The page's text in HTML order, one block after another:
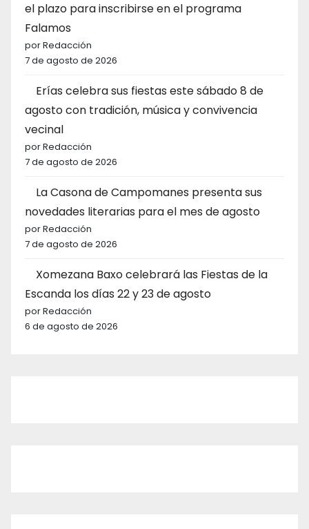
el plazo para inscribirse en el programa
Falamos
por Redacción
7 de agosto de 2026
Erías celebra sus fiestas este sábado 8 de
agosto con tradición, música y convivencia
vecinal
por Redacción
7 de agosto de 2026
La Casona de Campomanes presenta sus
novedades literarias para el mes de agosto
por Redacción
7 de agosto de 2026
Xomezana Baxo celebrará las Fiestas de la
Escanda los días 22 y 23 de agosto
por Redacción
6 de agosto de 2026